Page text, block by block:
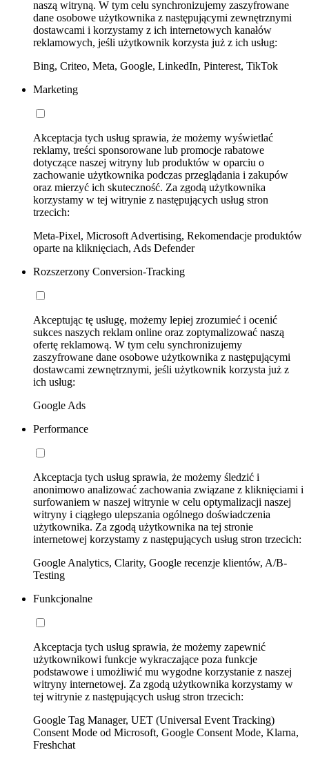
naszą witryną. W tym celu synchronizujemy zaszyfrowane
dane osobowe użytkownika z następującymi zewnętrznymi
dostawcami i korzystamy z ich internetowych kanałów
reklamowych, jeśli użytkownik korzysta już z ich usług:
Bing, Criteo, Meta, Google, LinkedIn, Pinterest, TikTok
Marketing
Akceptacja tych usług sprawia, że możemy wyświetlać
reklamy, treści sponsorowane lub promocje rabatowe
dotyczące naszej witryny lub produktów w oparciu o
zachowanie użytkownika podczas przeglądania i zakupów
oraz mierzyć ich skuteczność. Za zgodą użytkownika
korzystamy w tej witrynie z następujących usług stron
trzecich:
Meta-Pixel, Microsoft Advertising, Rekomendacje produktów
oparte na kliknięciach, Ads Defender
Rozszerzony Conversion-Tracking
Akceptując tę usługę, możemy lepiej zrozumieć i ocenić
sukces naszych reklam online oraz zoptymalizować naszą
ofertę reklamową. W tym celu synchronizujemy
zaszyfrowane dane osobowe użytkownika z następującymi
dostawcami zewnętrznymi, jeśli użytkownik korzysta już z
ich usług:
Google Ads
Performance
Akceptacja tych usług sprawia, że możemy śledzić i
anonimowo analizować zachowania związane z kliknięciami i
surfowaniem w naszej witrynie w celu optymalizacji naszej
witryny i ciągłego ulepszania ogólnego doświadczenia
użytkownika. Za zgodą użytkownika na tej stronie
internetowej korzystamy z następujących usług stron trzecich:
Google Analytics, Clarity, Google recenzje klientów, A/B-
Testing
Funkcjonalne
Akceptacja tych usług sprawia, że możemy zapewnić
użytkownikowi funkcje wykraczające poza funkcje
podstawowe i umożliwić mu wygodne korzystanie z naszej
witryny internetowej. Za zgodą użytkownika korzystamy w
tej witrynie z następujących usług stron trzecich:
Google Tag Manager, UET (Universal Event Tracking)
Consent Mode od Microsoft, Google Consent Mode, Klarna,
Freshchat